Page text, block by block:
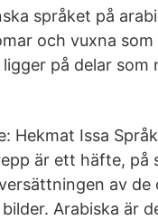
språket på
och vuxna
på delar som
Hekmat Issa
är ett häfte, på
av
Arabiska är